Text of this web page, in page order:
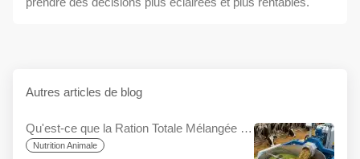
Autres articles de blog
Qu'est-ce que la Ration Totale Mélangée (RTM) pour les Débutants ?
Nutrition Animale